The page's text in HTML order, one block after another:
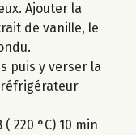
Ajouter la
de vanille, le
puis y verser la
220 °C) 10 min